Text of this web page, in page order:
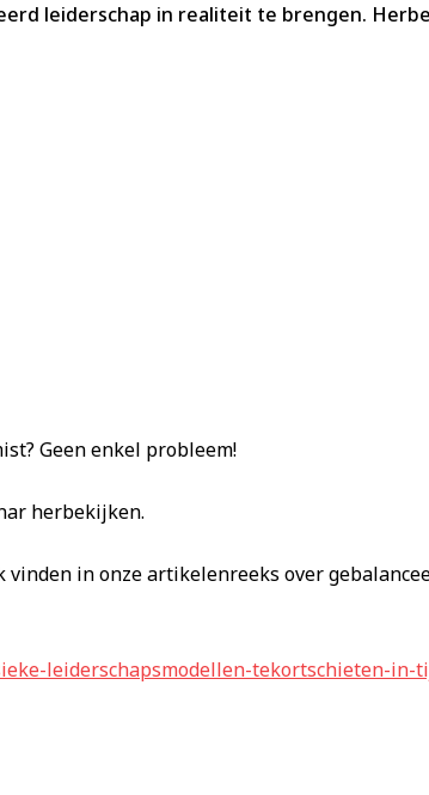
leiderschap in realiteit te brengen.
Geen enkel probleem!
herbekijken.
in onze artikelenreeks over
leiderschapsmodellen-tekortschieten-in-